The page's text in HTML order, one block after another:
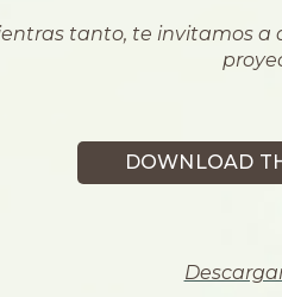
tanto, te invitamos a
DOWNLOAD